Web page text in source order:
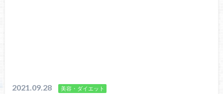
2021.09.28 美容・ダイエット